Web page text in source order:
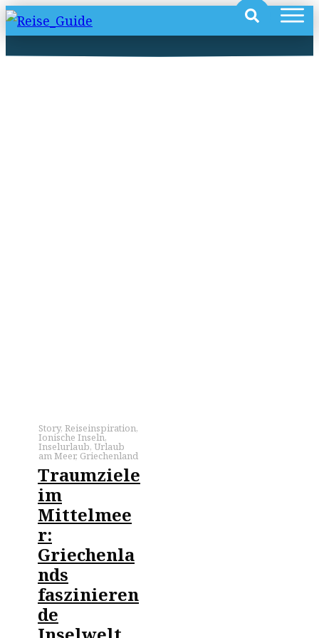
Story, Reiseinspiration,
Ionische Inseln,
Inselurlaub, Urlaub
am Meer, Griechenland
Traumziele
im
Mittelmee
r:
Griechenla
nds
faszinieren
de